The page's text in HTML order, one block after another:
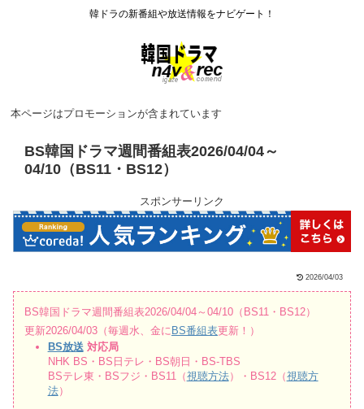
韓ドラの新番組や放送情報をナビゲート！
本ページはプロモーションが含まれています
BS韓国ドラマ週間番組表2026/04/04～
04/10（BS11・BS12）
スポンサーリンク
2026/04/03
BS韓国ドラマ週間番組表2026/04/04～04/10（BS11・BS12）
更新2026/04/03（毎週水、金に BS番組表更新！）
BS放送 対応局
NHK BS・BS日テレ・BS朝日・BS-TBS
BSテレ東・BSフジ・BS11（視聴方法）・BS12（視聴方
法）